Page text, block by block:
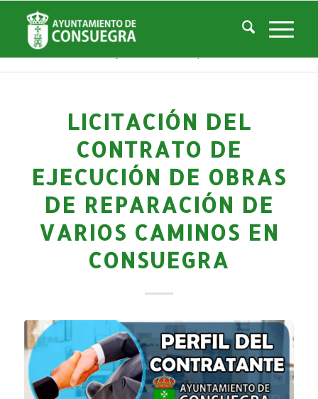
Noticias
Usted está aquí: Inicio / Noticias
Noticias-Actualidad
/
LICITACIÓN DEL
CONTRATO DE
EJECUCIÓN DE OBRAS
DE REPARACIÓN DE
VARIOS CAMINOS EN
CONSUEGRA